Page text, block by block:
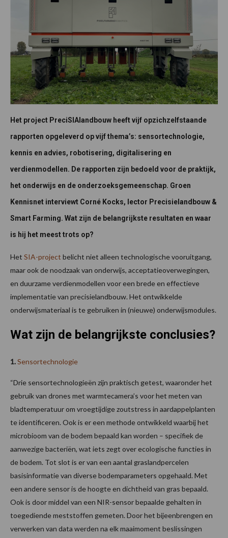
Het project PreciSIAlandbouw heeft vijf opzichzelfstaande
rapporten opgeleverd op vijf thema’s: sensortechnologie,
kennis en advies, robotisering, digitalisering en
verdienmodellen. De rapporten zijn bedoeld voor de praktijk,
het onderwijs en de onderzoeksgemeenschap. Groen
Kennisnet interviewt Corné Kocks, lector Precisielandbouw &
Smart Farming. Wat zijn de belangrijkste resultaten en waar
is hij het meest trots op?
Het SIA-project belicht niet alleen technologische vooruitgang,
maar ook de noodzaak van onderwijs, acceptatieoverwegingen,
en duurzame verdienmodellen voor een brede en effectieve
implementatie van precisielandbouw. Het ontwikkelde
onderwijsmateriaal is te gebruiken in (nieuwe) onderwijsmodules.
Wat zijn de belangrijkste conclusies?
1.Sensortechnologie
“Drie sensortechnologieën zijn praktisch getest, waaronder het
gebruik van drones met warmtecamera’s voor het meten van
bladtemperatuur om vroegtijdige zoutstress in aardappelplanten
te identificeren. Ook is er een methode ontwikkeld waarbij het
microbioom van de bodem bepaald kan worden – specifiek de
aanwezige bacteriën, wat iets zegt over ecologische functies in
de bodem. Tot slot is er van een aantal graslandpercelen
basisinformatie van diverse bodemparameters opgehaald. Met
een andere sensor is de hoogte en dichtheid van gras bepaald.
Ook is door middel van een NIR-sensor bepaalde gehalten in
toegediende meststoffen gemeten. Door het bijeenbrengen en
verwerken van data werden na elk maaimoment beslissingen